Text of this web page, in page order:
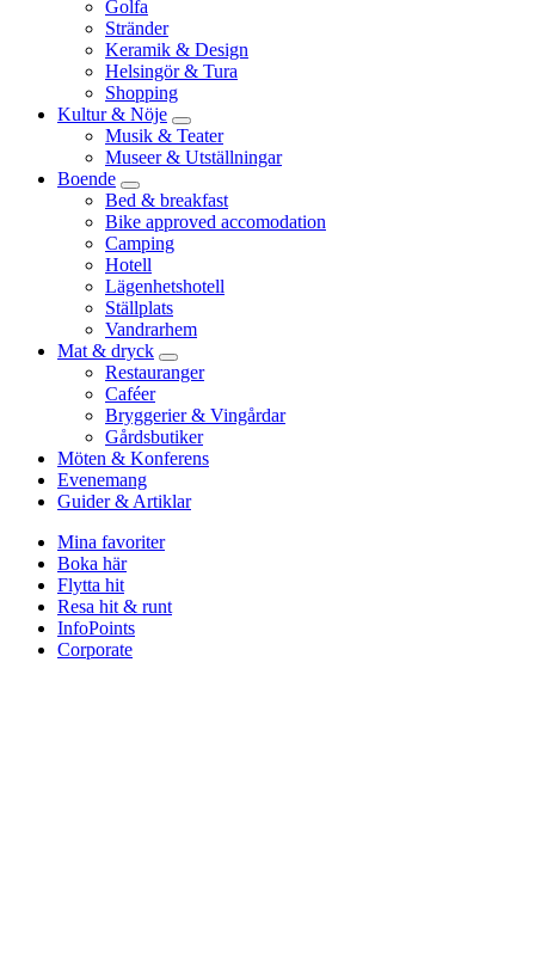
Golfa
Stränder
Keramik & Design
Helsingör & Tura
Shopping
Kultur & Nöje
Musik & Teater
Museer & Utställningar
Boende
Bed & breakfast
Bike approved accomodation
Camping
Hotell
Lägenhetshotell
Ställplats
Vandrarhem
Mat & dryck
Restauranger
Caféer
Bryggerier & Vingårdar
Gårdsbutiker
Möten & Konferens
Evenemang
Guider & Artiklar
Mina favoriter
Boka här
Flytta hit
Resa hit & runt
InfoPoints
Corporate